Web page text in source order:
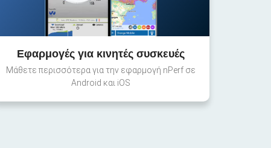
Εφαρμογές για κινητές συσκευές
Μάθετε περισσότερα για την εφαρμογή nPerf σε
Android και iOS